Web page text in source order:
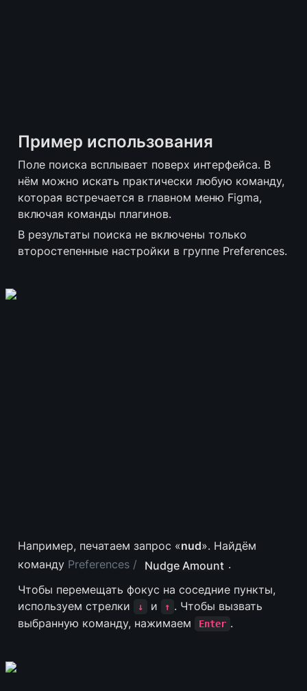
Пример использования
Поле поиска всплывает поверх интерфейса. В
нём можно искать практически любую команду,
которая встречается в главном меню Figma,
включая команды плагинов.
В результаты поиска не включены только
второстепенные настройки в группе Preferences.
Например, печатаем запрос «nud». Найдём
команду Preferences / Nudge Amount .
Чтобы перемещать фокус на соседние пункты,
используем стрелки
↓ и ↑ . Чтобы вызвать
выбранную команду, нажимаем
Enter .